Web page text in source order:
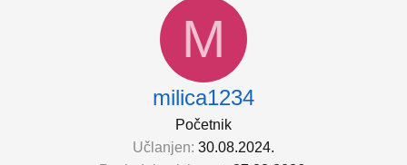
M
milica1234
Početnik
Učlanjen 30.08.2024.